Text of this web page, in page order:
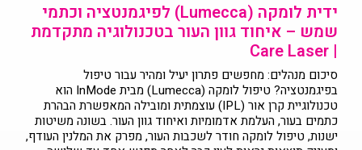
ידית לומקה (Lumecca) לפיגמנטציה וכתמי
שמש – איחוד גוון העור בטכנולוגיה מתקדמת
| Care Laser
סיכום מנהלים: מחפשים פתרון יעיל ומהיר עבור טיפול
בפיגמנטציה? טיפול לומקה (Lumecca) מבית InMode הוא
טכנולוגיית קרן אור (IPL) עוצמתית ומובילה המאפשרת הבהרת
כתמים בעור, העלמת אדמומיות ואיחוד גוון העור. בשונה משיטות
ישנות, טיפול לומקה חודר לשכבות העור, מפרק את המלנין העודף,